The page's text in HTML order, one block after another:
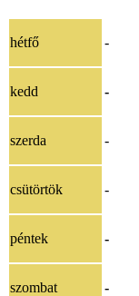
hétfő -
kedd -
szerda -
csütörtök -
péntek -
szombat -